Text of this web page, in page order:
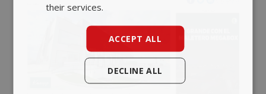
their services.
ACCEPT ALL
DECLINE ALL